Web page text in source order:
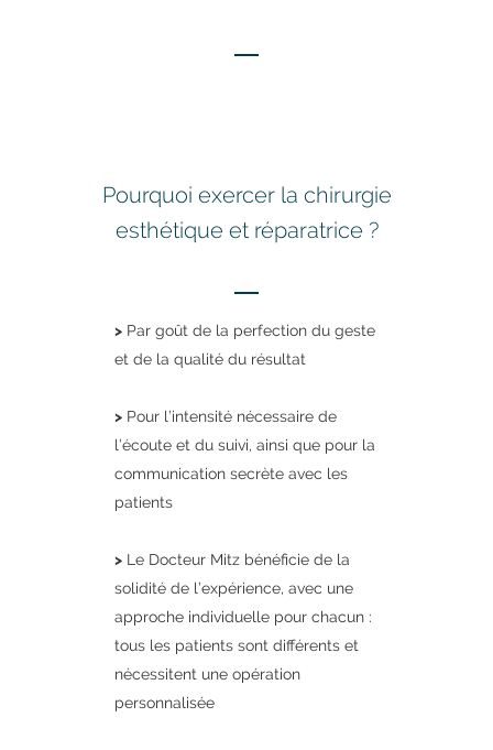
Pourquoi exercer la chirurgie
esthétique et réparatrice ?
> Par goût de la perfection du geste
et de la qualité du résultat
> Pour l’intensité nécessaire de
l’écoute et du suivi, ainsi que pour la
communication secrète avec les
patients
> Le Docteur Mitz bénéficie de la
solidité de l’expérience, avec une
approche individuelle pour chacun :
tous les patients sont différents et
nécessitent une opération
personnalisée